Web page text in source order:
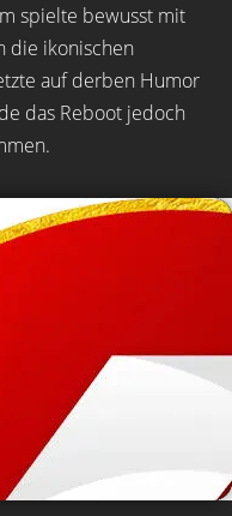
spielte bewusst mit
die ikonischen
auf derben Humor
das Reboot jedoch